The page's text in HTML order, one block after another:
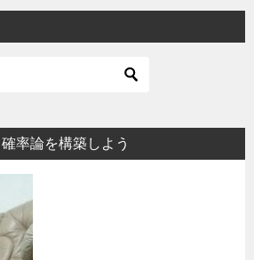
率論を構築しよう